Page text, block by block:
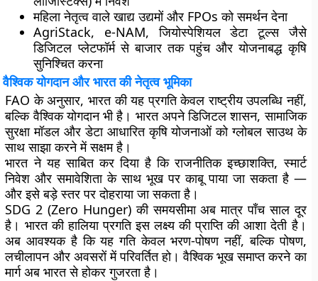
महिला नेतृत्व वाले खाद्य उद्यमोंऔर FPOs को समर्थन देना
AgriStack, e-NAM,जियोस्पेशियल डेटा टूल्सजैसे
डिजिटल प्लेटफॉर्म से बाजार तक पहुंच और योजनाबद्ध कृषि
सुनिश्चित करना
वैश्विक योगदान और भारत की नेतृत्व भूमिका
FAO के अनुसार, भारत की यह प्रगति केवल राष्ट्रीय उपलब्धि नहीं,
बल्कि वैश्विक योगदान भी है। भारत अपने डिजिटल शासन, सामाजिक
सुरक्षा मॉडल और डेटा आधारित कृषि योजनाओं को ग्लोबल साउथ के
साथ साझा करने में सक्षम है।
भारत ने यह साबित कर दिया है कि राजनीतिक इच्छाशक्ति, स्मार्ट
निवेश और समावेशिता के साथ भूख पर काबू पाया जा सकता है —
और इसे बड़े स्तर पर दोहराया जा सकता है।
SDG 2 (Zero Hunger) की समयसीमा अब मात्र पाँच साल दूर
है। भारत की हालिया प्रगति इस लक्ष्य की प्राप्ति की आशा देती है।
अब आवश्यक है कि यह गति केवल भरण-पोषण नहीं, बल्कि पोषण,
लचीलापन और अवसरों में परिवर्तित हो। वैश्विक भूख समाप्त करने का
मार्ग अब भारत से होकर गुजरता है।